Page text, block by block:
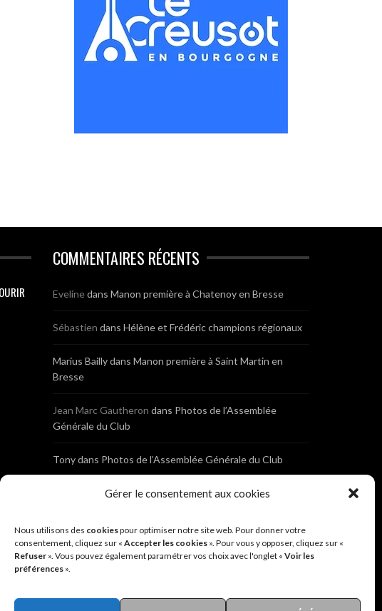
Gérer le consentement aux cookies
Nous utilisons des cookiespour optimiser notre site web. Pour donner votre
consentement, cliquez sur « Accepter les cookies ». Pour vous y opposer, cliquez sur «
Refuser ». Vous pouvez également paramétrer vos choix avec l'onglet « Voir les
préférences ».
COMMENTAIRES RÉCENTS
Evelinedans Manon première à Chatenoy en Bresse
Sébastien dans Hélène et Frédéric champions régionaux
Marius Baillydans Manon première à Saint Martin en
Bresse
Jean Marc Gautheron dans Photos de l’Assemblée
Générale du Club
Tonydans Photos de l’Assemblée Générale du Club
dansCyclocross de Brochon (21)
BreniauxdansCyclocross de Brochon (21)
AnonymedansDiététique Nutrition 71 – Cécile Guyon
Robert